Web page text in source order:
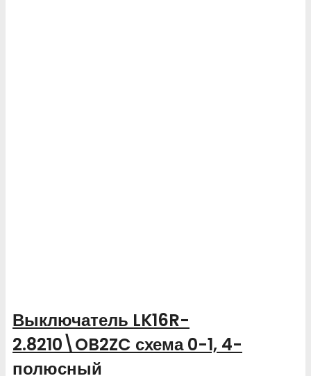
Выключатель LK16R-
2.8210\OB2ZC схема 0-1, 4-
полюсный